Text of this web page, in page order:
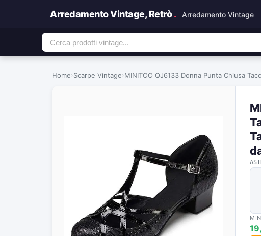
Arredamento Vintage, Retrò. Arredamento Vintage
Home›Scarpe Vintage›MINITOO QJ6133 Donna Punta Chiusa